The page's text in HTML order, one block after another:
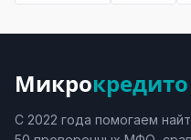
Микрокредито
С 2022 года помогаем